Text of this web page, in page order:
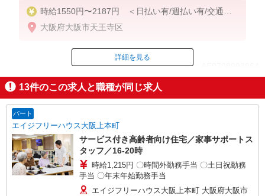
時給1550円〜2187円 ＜日払い有/週払い有/交通費
全支給(ガソリン代含む)＞
大阪府大阪市天王寺区
ID：AE0708993864
掲載期間終了
詳細を見る
13件のこの求人と職種が同じ求人
パート
エイジフリーハウス大阪上本町
サービス付き高齢者向け住宅／家事サポートス
タッフ／16-20時
時給1,215円 〇時間外勤務手当 〇土日祝勤務
手当 〇年末年始勤務手当
エイジフリーハウス大阪上本町 大阪府大阪市